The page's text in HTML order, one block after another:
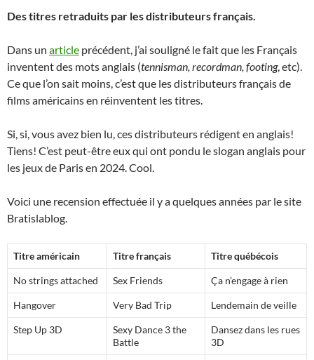
Des titres retraduits par les distributeurs français.
Dans un article précédent, j’ai souligné le fait que les Français
inventent des mots anglais (tennisman, recordman, footing, etc).
Ce que l’on sait moins, c’est que les distributeurs français de
films américains en réinventent les titres.
Si, si, vous avez bien lu, ces distributeurs rédigent en anglais!
Tiens! C’est peut-être eux qui ont pondu le slogan anglais pour
les jeux de Paris en 2024. Cool.
Voici une recension effectuée il y a quelques années par le site
Bratislablog.
Titre américain Titre français Titre québécois
No strings attached Sex Friends Ça n’engage à rien
Hangover Very Bad Trip Lendemain de veille
Step Up 3D
Sexy Dance 3 the
Battle
Dansez dans les rues
3D